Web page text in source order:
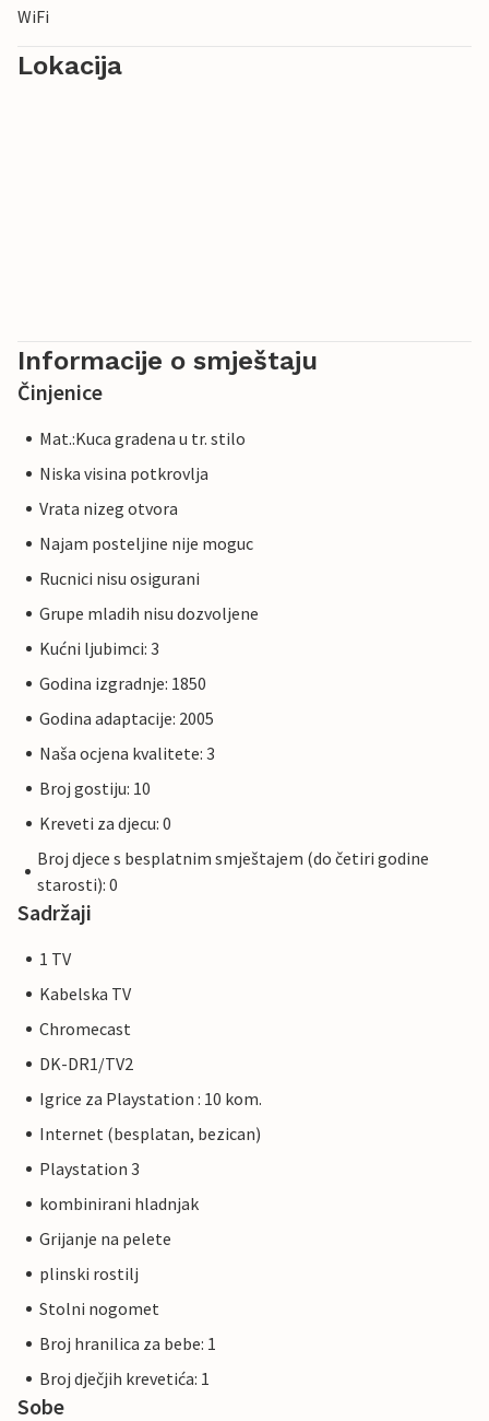
WiFi
Lokacija
Informacije o smještaju
Činjenice
Mat.:Kuca gradena u tr. stilo
Niska visina potkrovlja
Vrata nizeg otvora
Najam posteljine nije moguc
Rucnici nisu osigurani
Grupe mladih nisu dozvoljene
Kućni ljubimci: 3
Godina izgradnje: 1850
Godina adaptacije: 2005
Naša ocjena kvalitete: 3
Broj gostiju: 10
Kreveti za djecu: 0
Broj djece s besplatnim smještajem (do četiri godine
starosti): 0
Sadržaji
1 TV
Kabelska TV
Chromecast
DK-DR1/TV2
Igrice za Playstation : 10 kom.
Internet (besplatan, bezican)
Playstation 3
kombinirani hladnjak
Grijanje na pelete
plinski rostilj
Stolni nogomet
Broj hranilica za bebe: 1
Broj dječjih krevetića: 1
Sobe